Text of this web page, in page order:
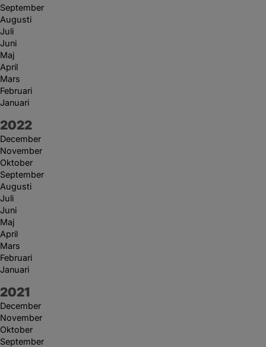
September
Augusti
Juli
Juni
Maj
April
Mars
Februari
Januari
År:
2022
December
November
Oktober
September
Augusti
Juli
Juni
Maj
April
Mars
Februari
Januari
År:
2021
December
November
Oktober
September